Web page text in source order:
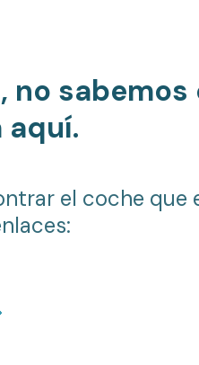
no
el coche que